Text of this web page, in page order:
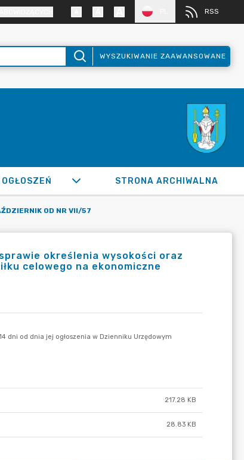
RSS
WYSZUKIWANIE ZAAWANSOWANE
STRONA ARCHIWALNA
OD NR VII/57
określenia wysokości oraz
celowego na ekonomiczne
217.28 KB
28.83 KB